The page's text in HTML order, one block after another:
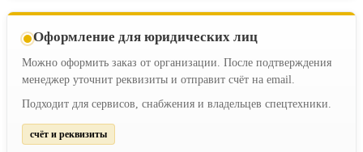
Оформление для юридических лиц
Можно оформить заказ от организации. После подтверждения
менеджер уточнит реквизиты и отправит счёт на email.
Подходит для сервисов, снабжения и владельцев спецтехники.
счёт и реквизиты